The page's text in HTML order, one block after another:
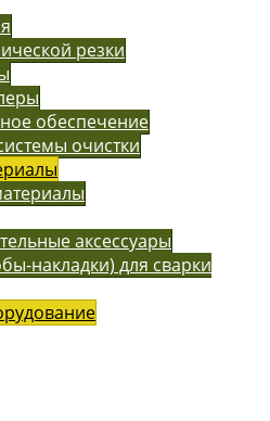
резки
обеспечение
очистки
аксессуары
накладки) для сварки